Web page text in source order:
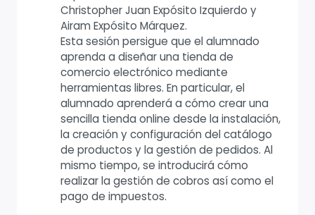
Christopher Juan Expósito Izquierdo y
Airam Expósito Márquez.
Esta sesión persigue que el alumnado
aprenda a diseñar una tienda de
comercio electrónico mediante
herramientas libres. En particular, el
alumnado aprenderá a cómo crear una
sencilla tienda online desde la instalación,
la creación y configuración del catálogo
de productos y la gestión de pedidos. Al
mismo tiempo, se introducirá cómo
realizar la gestión de cobros así como el
pago de impuestos.